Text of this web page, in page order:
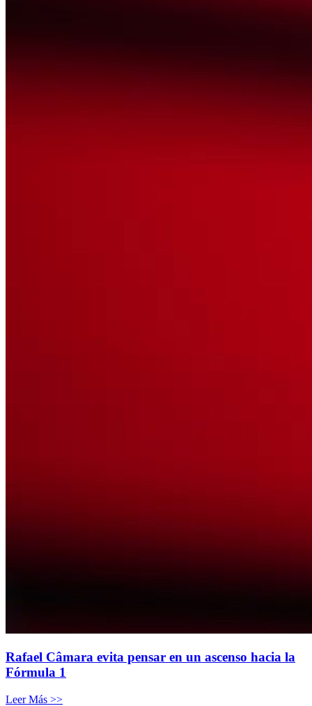
Rafael Câmara evita pensar en un ascenso hacia la
Fórmula 1
Leer Más >>